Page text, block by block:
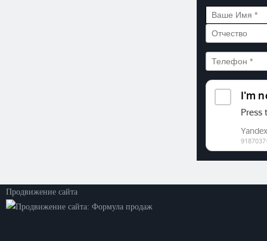
Продвижение сайта